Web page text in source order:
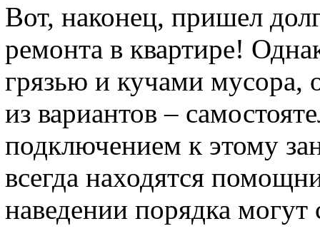
Вот, наконец, пришел
ремонта в квартире!
грязью и кучами мусора,
из вариантов –
подключением к этому
всегда находятся
наведении порядка могут